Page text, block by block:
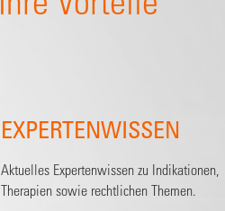
EXPERTENWISSEN
Aktuelles Expertenwissen zu Indikationen,
Therapien sowie rechtlichen Themen.